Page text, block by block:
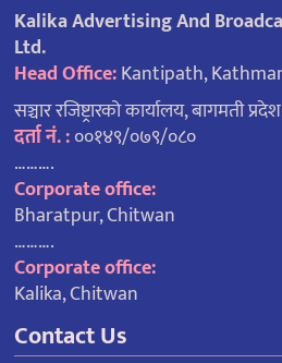
Kalika Advertising And
Ltd.
Head Office:Kantipath,
सञ्चार रजिष्ट्रारको कार्यालय, बागमती
दर्ता नं. :००१४९/०७९/०८०
……….
Corporate office:
Bharatpur, Chitwan
……….
Corporate office:
Kalika, Chitwan
Contact Us